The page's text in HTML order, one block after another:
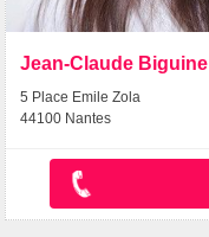
Jean-Claude Biguine
5 Place Emile Zola
44100 Nantes